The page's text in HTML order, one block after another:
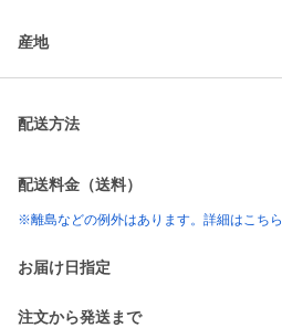
産地
配送方法
配送料金（送料）
※離島などの例外はあります。詳細はこちら
お届け日指定
注文から発送まで